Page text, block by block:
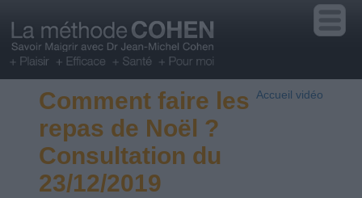
Accueil vidéo
Comment faire les
repas de Noël ?
Consultation du
23/12/2019